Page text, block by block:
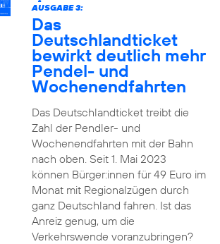
AUSGABE 3:
Das
Deutschlandticket
bewirkt deutlich mehr
Pendel- und
Wochenendfahrten
Das Deutschlandticket treibt die
Zahl der Pendler- und
Wochenendfahrten mit der Bahn
nach oben. Seit 1. Mai 2023
können Bürger:innen für 49 Euro im
Monat mit Regionalzügen durch
ganz Deutschland fahren. Ist das
Anreiz genug, um die
Verkehrswende voranzubringen?